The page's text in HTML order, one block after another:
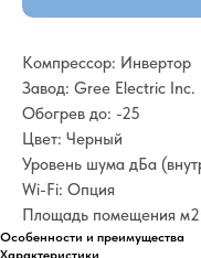
Компрессор: Инвертор
Завод: Gree Electric Inc.
Обогрев до: -25
Цвет: Черный
Уровень шума дБа
Wi-Fi: Опция
Площадь помещения
Особенности и преимущества
Характеристики